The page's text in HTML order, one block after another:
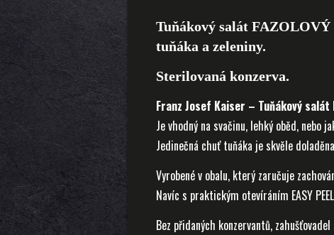
Tuňákový salát
tuňáka a zeleniny.
Sterilovaná konzerva.
Franz Josef Kaiser – Tuňákový salát
Je vhodný na svačinu, lehký oběd, nebo
Jedinečná chuť tuňáka je skvěle
Vyrobené v obalu, který zaručuje
Navíc s praktickým otevíráním EASY
Bez přidaných konzervantů,